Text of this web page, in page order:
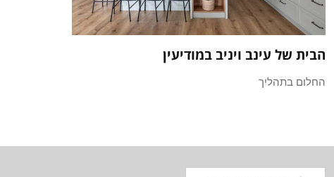
הבית של עינב ויניב במודיעין
החלום בתהליך